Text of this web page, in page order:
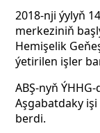
2018-nji ýylyň
merkeziniň
Hemişelik
ýetirilen işler
ABŞ-nyň
Aşgabatdaky
berdi.